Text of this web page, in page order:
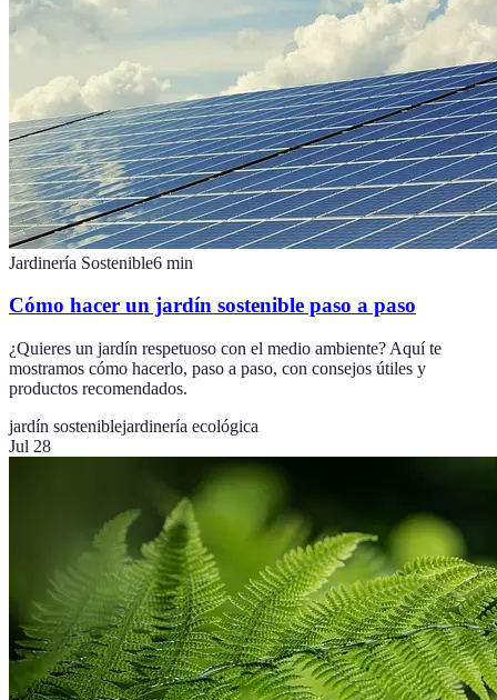
Jardinería Sostenible6 min
Cómo hacer un jardín sostenible paso a paso
¿Quieres un jardín respetuoso con el medio ambiente? Aquí te
mostramos cómo hacerlo, paso a paso, con consejos útiles y
productos recomendados.
jardín sosteniblejardinería ecológica
Jul 28